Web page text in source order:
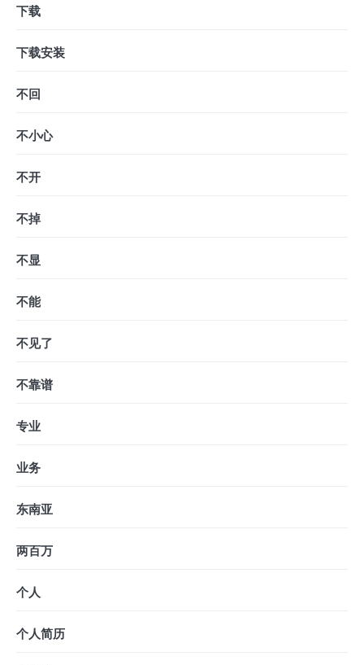
下载
下载安装
不回
不小心
不开
不掉
不显
不能
不见了
不靠谱
专业
业务
东南亚
两百万
个人
个人简历